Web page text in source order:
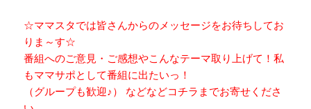
☆ママスタでは皆さんからのメッセージをお待ちしてお
りま～す☆
番組へのご意見・ご感想やこんなテーマ取り上げて！私
もママサポとして番組に出たいっ！
（グループも歓迎♪） などなどコチラまでお寄せくださ